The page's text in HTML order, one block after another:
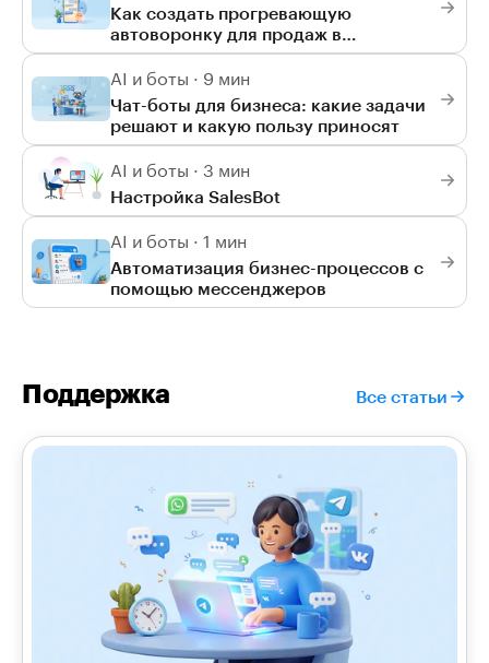
Как создать прогревающую
автоворонку для продаж в
мессенджерах
AI и боты · 9 мин
Чат-боты для бизнеса: какие задачи
решают и какую пользу приносят
AI и боты · 3 мин
Настройка SalesBot
AI и боты · 1 мин
Автоматизация бизнес-процессов с
помощью мессенджеров
Поддержка Все статьи